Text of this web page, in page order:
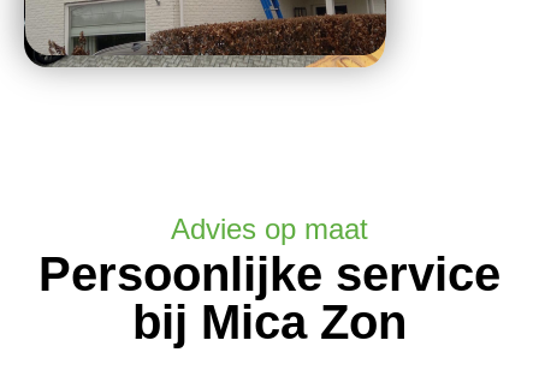
Advies op maat
Persoonlijke service
bij Mica Zon